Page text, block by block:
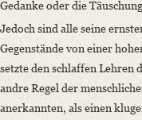
Gedanke oder die
Jedoch sind alle seine
Gegenstände von einer
setzte den schlaffen Lehren
andre Regel der
anerkannten, als einen